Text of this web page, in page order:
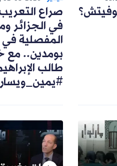
صراع التعريب
في الجزائر ومحطاته
المفصلية في وقت
بومدين.. مع خولة
طالب الإبراهيمي |
#يمين_ويسار